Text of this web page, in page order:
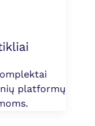
platformų